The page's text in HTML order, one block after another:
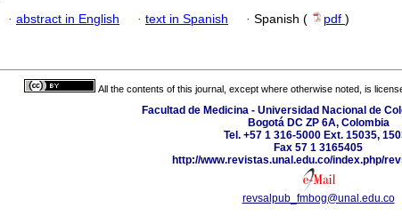
· abstract in English · text in Spanish · Spanish ( pdf )
All the contents of this journal, except where otherwise noted, is
Facultad de Medicina - Universidad Nacional de
Bogotá DC ZP 6A, Colombia
Tel. +57 1 316-5000 Ext. 15035,
Fax 57 1 3165405
http://www.revistas.unal.edu.co/index.php/
revsalpub_fmbog@unal.edu.co